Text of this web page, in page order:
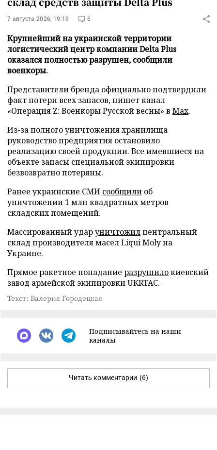
7 августа 2026, 19:19 6
Крупнейший на украинской территории
логистический центр компании Delta Plus
оказался полностью разрушен, сообщили
военкоры.
Представители бренда официально подтвердили
факт потери всех запасов, пишет канал
«Операция Z: Военкоры Русской весны» в Max.
Из-за полного уничтожения хранилища
руководство предприятия остановило
реализацию своей продукции. Все имевшиеся на
объекте запасы специальной экипировки
безвозвратно потеряны.
Ранее украинские СМИ сообщили об
уничтожении 1 млн квадратных метров
складских помещений.
Массированный ударуничтожилцентральный
склад производителя масел Liqui Moly на
Украине.
Прямое ракетное попадание разрушилокиевский
завод армейской экипировки UKRTAC.
Текст: Валерия Городецкая
Подписывайтесь на наши
каналы
Читать комментарии (6)